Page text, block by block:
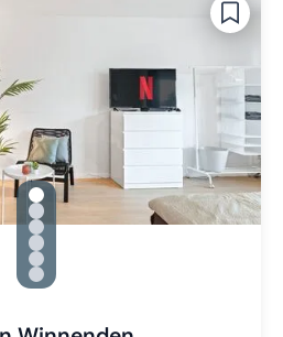
gallery.slide_selector
Zu Slide 1 wechseln
Zu Slide 2 wechseln
Zu Slide 3 wechseln
Zu Slide 4 wechseln
Zu Slide 5 wechseln
Zu Slide 6 wechseln